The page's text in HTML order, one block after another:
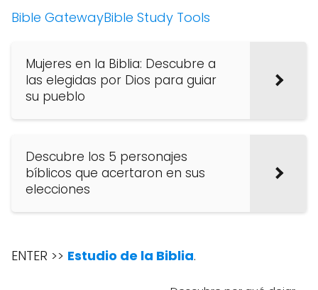
Bible GatewayBible Study Tools
Mujeres en la Biblia: Descubre a
las elegidas por Dios para guiar
su pueblo
Descubre los 5 personajes
bíblicos que acertaron en sus
elecciones
ENTER >> Estudio de la Biblia.